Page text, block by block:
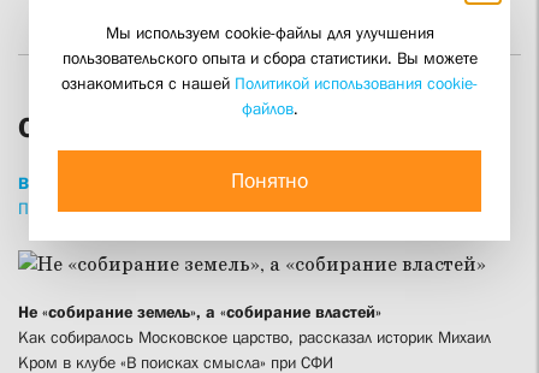
СФИ сегодня
ВСЕ
ИНТЕРВЬЮ
ПРИВЕТСТВИЯ
ПРОПОВЕДИ ИЗДАНИЯ
Не «собирание земель», а «собирание властей»
Как собиралось Московское царство, рассказал историк Михаил
Кром в клубе «В поисках смысла» при СФИ
Мы используем cookie-файлы для улучшения
пользовательского опыта и сбора статистики. Вы можете
ознакомиться с нашей Политикой использования cookie-
файлов.
Понятно